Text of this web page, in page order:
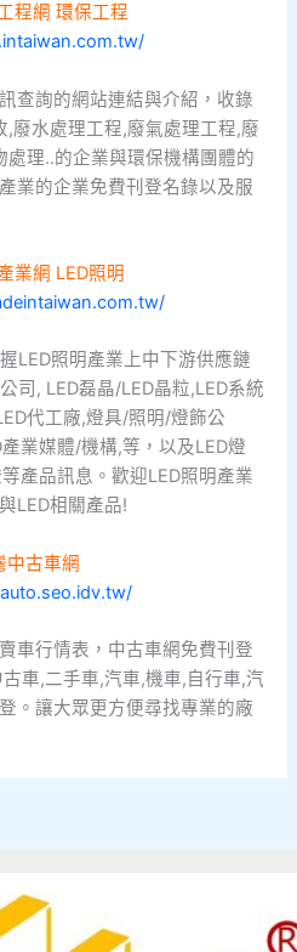
程網 環保工程
查詢的網站連結與介紹，收錄
廢水處理工程,廢氣處理工程,廢
理..的企業與環保機構團體的
業的企業免費刊登名錄以及服
業網 LED照明
LED照明產業上中下游供應鏈
司, LED磊晶/LED晶粒,LED系統
代工廠,燈具/照明/燈飾公
業媒體/機構,等，以及LED燈
產品訊息。歡迎LED照明產業
LED相關產品!
中古車網
車行情表，中古車網免費刊登
車,二手車,汽車,機車,自行車,汽
。讓大眾更方便尋找專業的廠